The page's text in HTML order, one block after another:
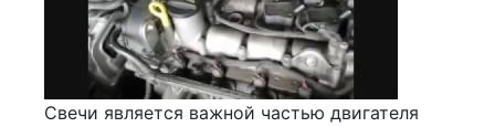
Свечи является важной частью двигателя